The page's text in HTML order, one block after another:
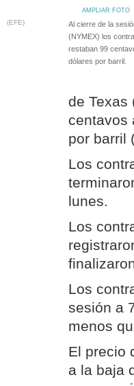
AMPLIAR FOTO
(EFE)
Al cierre de la
(NYMEX) los
restaban 99
dólares por barril.
de Texas
centavos
por barril
Los
lunes.
Los
Los
sesión a
menos
El precio
a la baja